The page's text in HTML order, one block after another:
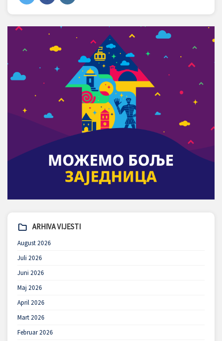
ARHIVA VIJESTI
August 2026
Juli 2026
Juni 2026
Maj 2026
April 2026
Mart 2026
Februar 2026